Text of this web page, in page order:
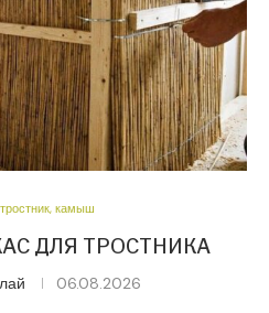
камыш
ДЛЯ ТРОСТНИКА
06.08.2026